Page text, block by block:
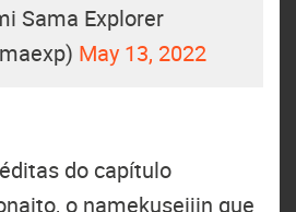
Sama Explorer
May 13, 2022
do capítulo
o namekuseijin que